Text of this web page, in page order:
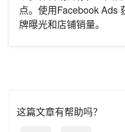
点。使用Facebook Ads
牌曝光和店铺销量。
这篇文章有帮助吗？